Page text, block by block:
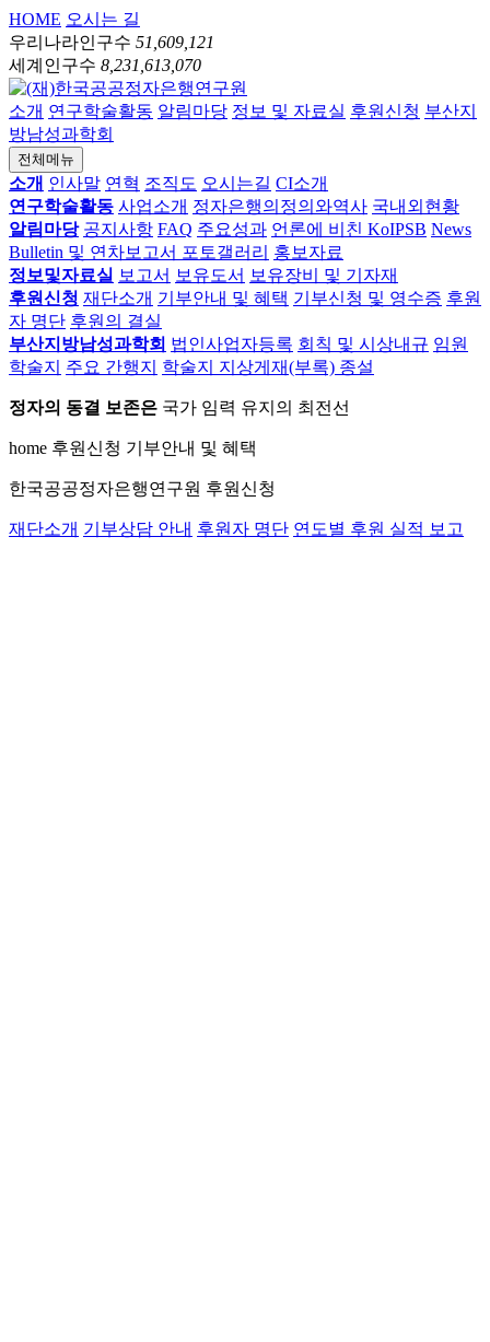
HOME 오시는 길
우리나라인구수 51,609,121
세계인구수 8,231,613,070
소개 연구학술활동 알림마당 정보 및 자료실 후원신청 부산지
방남성과학회
전체메뉴
소개 인사말 연혁 조직도 오시는길 CI소개
연구학술활동 사업소개 정자은행의정의와역사 국내외현황
알림마당 공지사항 FAQ 주요성과 언론에 비친 KoIPSB News
Bulletin 및 연차보고서 포토갤러리 홍보자료
정보및자료실 보고서 보유도서 보유장비 및 기자재
후원신청 재단소개 기부안내 및 혜택 기부신청 및 영수증 후원
자 명단 후원의 결실
부산지방남성과학회 법인사업자등록 회칙 및 시상내규 임원
학술지
주요 간행지 학술지 지상게재(부록) 종설
정자의 동결 보존은 국가 임력 유지의 최전선
home 후원신청 기부안내 및 혜택
한국공공정자은행연구원 후원신청
재단소개 기부상담 안내 후원자 명단 연도별 후원 실적 보고